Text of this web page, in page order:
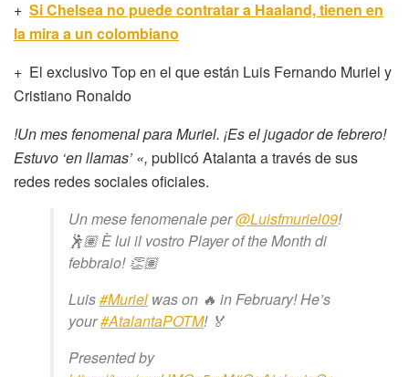
+ Si Chelsea no puede contratar a Haaland, tienen en
la mira a un colombiano
+ El exclusivo Top en el que están Luis Fernando Muriel y
Cristiano Ronaldo
!Un mes fenomenal para Muriel. ¡Es el jugador de febrero!
Estuvo ‘en llamas’ «, publicó Atalanta a través de sus
redes redes sociales oficiales.
Un mese fenomenale per@Luisfmuriel09!
🕺🏽 È lui il vostro Player of the Month di
febbraio! 👏🏽
Luis#Muriel was on 🔥 in February! He’s
your#AtalantaPOTM! 🏅
Presented by